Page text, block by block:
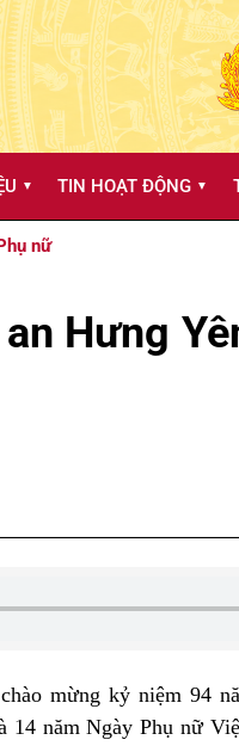
▼ TIN HOẠT ĐỘNG ▼
nữ
Hưng
mừng kỷ niệm 94
14 năm Ngày Phụ nữ